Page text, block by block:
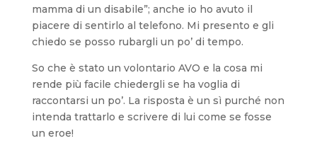
mamma di un disabile”; anche io ho avuto il
piacere di sentirlo al telefono. Mi presento e gli
chiedo se posso rubargli un po’ di tempo.
So che è stato un volontario AVO e la cosa mi
rende più facile chiedergli se ha voglia di
raccontarsi un po’. La risposta è un sì purché non
intenda trattarlo e scrivere di lui come se fosse
un eroe!